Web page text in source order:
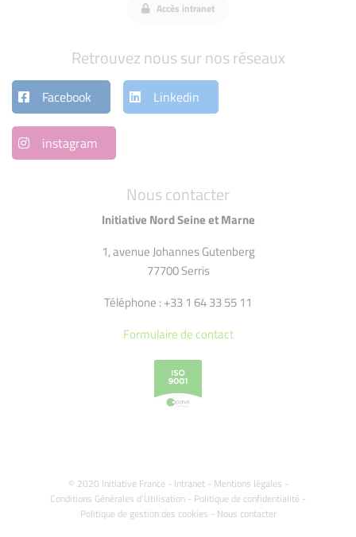
Nous contacter
Initiative Nord Seine et Marne
1, avenue Johannes Gutenberg
77700 Serris
Téléphone : +33 1 64 33 55 11
Formulaire de contact
© 2020 Initiative France - Intranet- Mentions légales -
Conditions Générales d'Utilisation - Politique de confidentialité -
Politique de gestion des cookies - Nous contacter
Accès intranet
Retrouvez nous sur nos réseaux
Facebook Linkedin
instagram